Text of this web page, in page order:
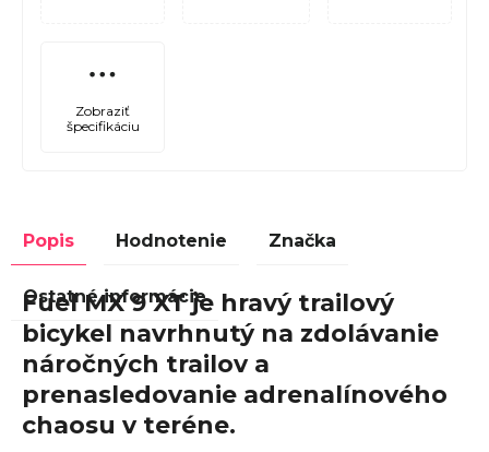
Zobraziť
špecifikáciu
Popis Hodnotenie Značka
Ostatné informácie
Fuel MX 9 XT je hravý trailový
bicykel navrhnutý na zdolávanie
náročných trailov a
prenasledovanie adrenalínového
chaosu v teréne.